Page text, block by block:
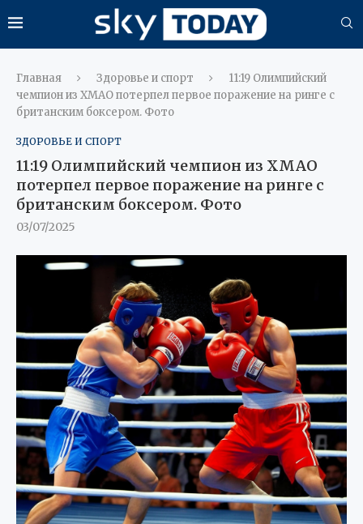
Главная Здоровье и спорт
11:19 Олимпийский
чемпион из ХМАО потерпел первое поражение на ринге с
британским боксером. Фото
ЗДОРОВЬЕ И СПОРТ
11:19 Олимпийский чемпион из ХМАО
потерпел первое поражение на ринге с
британским боксером. Фото
03/07/2025